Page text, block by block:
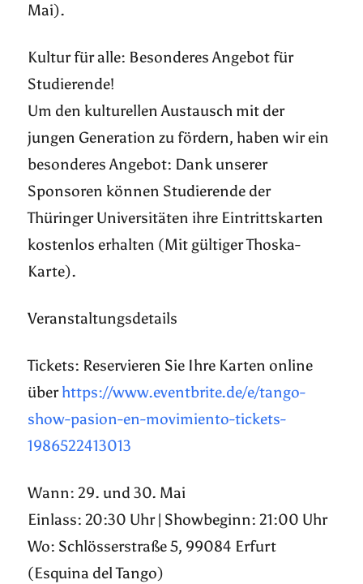
Mai).
Kultur für alle: Besonderes Angebot für
Studierende!
Um den kulturellen Austausch mit der
jungen Generation zu fördern, haben wir ein
besonderes Angebot: Dank unserer
Sponsoren können Studierende der
Thüringer Universitäten ihre Eintrittskarten
kostenlos erhalten (Mit gültiger Thoska-
Karte).
Veranstaltungsdetails
Tickets: Reservieren Sie Ihre Karten online
überhttps://www.eventbrite.de/e/tango-
show-pasion-en-movimiento-tickets-
1986522413013
Wann: 29. und 30. Mai
Einlass: 20:30 Uhr | Showbeginn: 21:00 Uhr
Wo: Schlösserstraße 5, 99084 Erfurt
(Esquina del Tango)